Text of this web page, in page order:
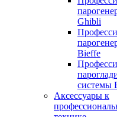
Ghibli
Bieffe
системы
Аксессуары к